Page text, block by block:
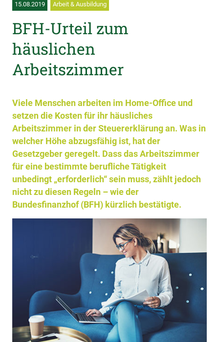
15.08.2019 Arbeit & Ausbildung
BFH-Urteil zum
häuslichen
Arbeitszimmer
Viele Menschen arbeiten im Home-Office und
setzen die Kosten für ihr häusliches
Arbeitszimmer in der Steuererklärung an. Was in
welcher Höhe abzugsfähig ist, hat der
Gesetzgeber geregelt. Dass das Arbeitszimmer
für eine bestimmte berufliche Tätigkeit
unbedingt „erforderlich“ sein muss, zählt jedoch
nicht zu diesen Regeln – wie der
Bundesfinanzhof (BFH) kürzlich bestätigte.